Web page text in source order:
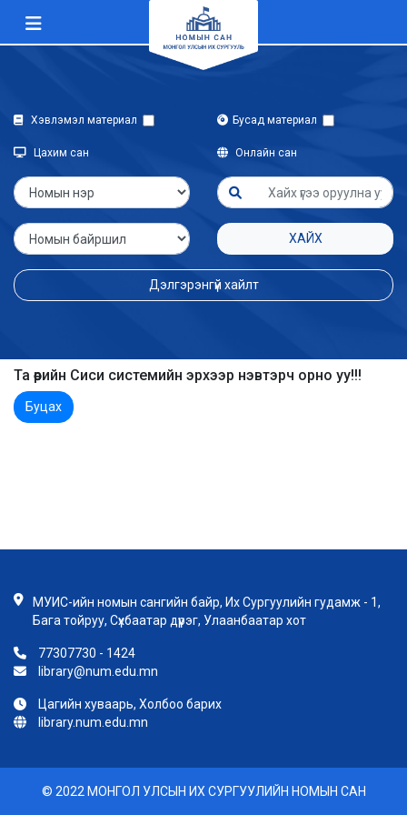
Хэвлэмэл материал Бусад материал
Цахим сан Онлайн сан
ХАЙХ
Дэлгэрэнгүй хайлт
Та өөрийн Сиси системийн эрхээр нэвтэрч орно уу!!!
Буцах
МУИС-ийн номын сангийн байр, Их Сургуулийн гудамж - 1,
Бага тойруу, Сүхбаатар дүүрэг, Улаанбаатар хот
77307730 - 1424
library@num.edu.mn
Цагийн хуваарь, Холбоо барих
library.num.edu.mn
© 2022 МОНГОЛ УЛСЫН ИХ СУРГУУЛИЙН НОМЫН САН